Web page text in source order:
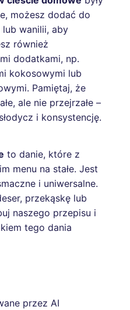
możesz dodać do
wanilii, aby
również
dodatkami, np.
kokosowymi lub
Pamiętaj, że
ale nie przejrzałe –
i konsystencję.
to danie, które z
menu na stałe. Jest
i uniwersalne.
przekąskę lub
naszego przepisu i
tego dania
przez AI